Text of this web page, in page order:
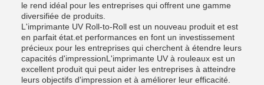
le rend idéal pour les entreprises qui offrent une gamme
diversifiée de produits.
L'imprimante UV Roll-to-Roll est un nouveau produit et est
en parfait état.et performances en font un investissement
précieux pour les entreprises qui cherchent à étendre leurs
capacités d'impressionL'imprimante UV à rouleaux est un
excellent produit qui peut aider les entreprises à atteindre
leurs objectifs d'impression et à améliorer leur efficacité.